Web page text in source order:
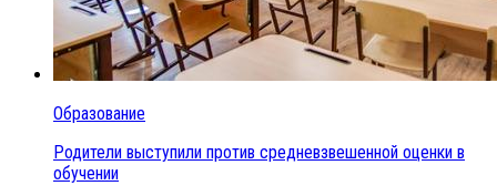
Образование
Родители выступили против средневзвешенной оценки в
обучении